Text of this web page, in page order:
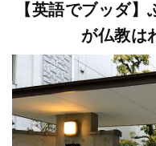
【英語でブッダ
が仏教は